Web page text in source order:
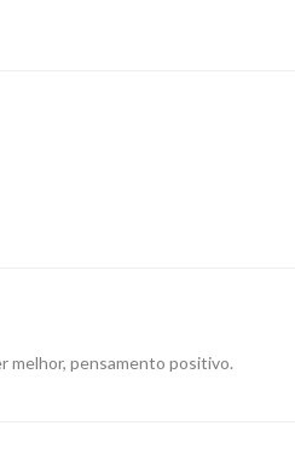
melhor, pensamento positivo.